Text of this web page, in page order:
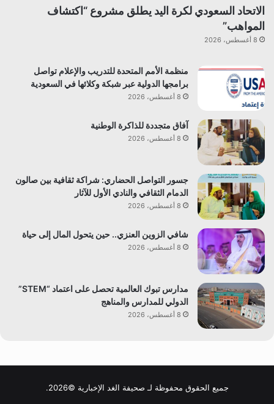
الاتحاد السعودي لكرة اليد يطلق مشروع “اكتشاف
المواهب”
8 أغسطس، 2026
منظمة الأمم المتحدة للتدريب والإعلام تواصل
برامجها الدولية عبر شبكة وكلائها في السعودية
8 أغسطس، 2026
آفاق متجددة للذاكرة الوطنية
8 أغسطس، 2026
جسور التواصل الحضاري: شراكة ثقافية بين صالون
الدمام الثقافي والنادي الأول للآثار
8 أغسطس، 2026
شافي الزوين العنزي.. حين يتحول المال إلى حياة
8 أغسطس، 2026
مدارس تبوك العالمية تحصل على اعتماد “STEM”
الدولي للمدارس والمناهج
8 أغسطس، 2026
جميع الحقوق محفوظة لـ صحيفة الغد الإخبارية ©2026.